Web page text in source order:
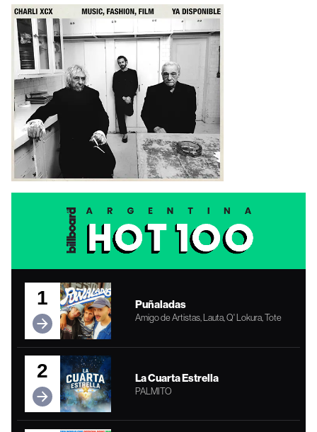
1 Puñaladas
Amigo de Artistas, Lauta, Q' Lokura, Tote
2 La Cuarta Estrella
PALMITO